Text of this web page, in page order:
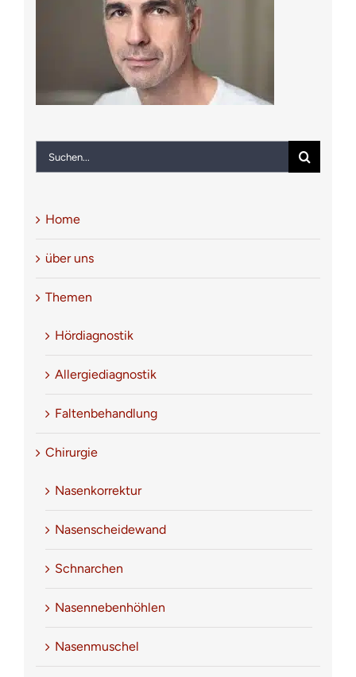
Suche
nach:
Home
über uns
Themen
Hördiagnostik
Allergiediagnostik
Faltenbehandlung
Chirurgie
Nasenkorrektur
Nasenscheidewand
Schnarchen
Nasennebenhöhlen
Nasenmuschel